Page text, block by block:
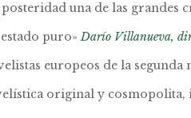
una de las grandes
puro»Darío Villanueva,
europeos de la
original y cosmopolita,